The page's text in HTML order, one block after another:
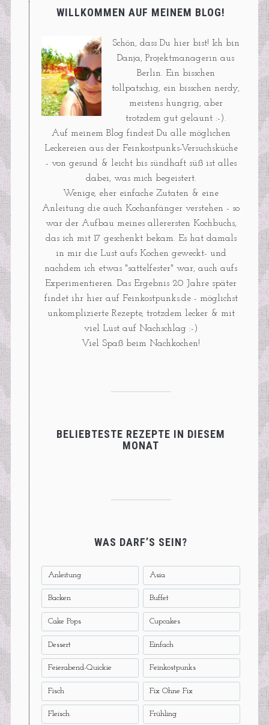
WILLKOMMEN AUF MEINEM BLOG!
Schön, dass Du hier bist! Ich bin
Danja, Projektmanagerin aus
Berlin. Ein bisschen
tollpatschig, ein bisschen nerdy,
meistens hungrig, aber
trotzdem gut gelaunt :-).
Auf meinem Blog findest Du alle möglichen
Leckereien aus der Feinkostpunks-Versuchsküche
- von gesund & leicht bis sündhaft süß ist alles
dabei, was mich begeistert.
Wenige, eher einfache Zutaten & eine
Anleitung die auch Kochanfänger verstehen - so
war der Aufbau meines allerersten Kochbuchs,
das ich mit 17 geschenkt bekam. Es hat damals
in mir die Lust aufs Kochen geweckt- und
nachdem ich etwas "sattelfester" war, auch aufs
Experimentieren. Das Ergebnis 20 Jahre später
findet ihr hier auf Feinkostpunks.de - möglichst
unkomplizierte Rezepte, trotzdem lecker & mit
viel Lust auf Nachschlag :-)
Viel Spaß beim Nachkochen!
BELIEBTESTE REZEPTE IN DIESEM
MONAT
WAS DARF’S SEIN?
Anleitung Asia
Backen Buffet
Cake Pops Cupcakes
Dessert Einfach
Feierabend-Quickie Feinkostpunks
Fisch Fix Ohne Fix
Fleisch Frühling